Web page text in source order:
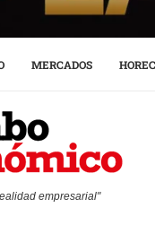
MERCADOS
empresarial"